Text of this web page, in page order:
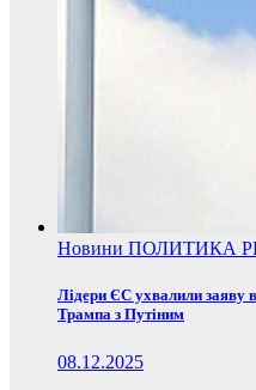
Новини ПОЛИТИКА
Лідери ЄС ухвалили заяву
Трампа з Путіним
08.12.2025